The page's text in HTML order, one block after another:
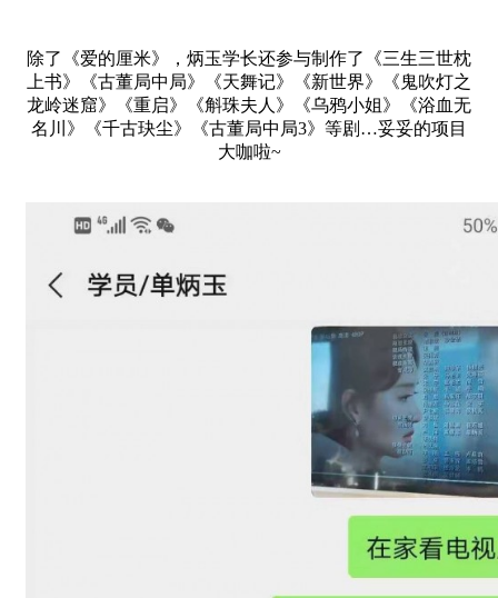
除了《爱的厘米》，炳玉学长还参与制作了《三生三世枕
上书》《古董局中局》《天舞记》《新世界》《鬼吹灯之
龙岭迷窟》《重启》《斛珠夫人》《乌鸦小姐》《浴血无
名川》《千古玦尘》《古董局中局3》等剧…妥妥的项目
大咖啦~